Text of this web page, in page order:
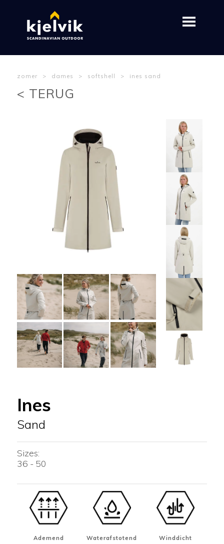
zomer > dames > softshell > ines sand
< TERUG
Ines
Sand
Sizes:
36 - 50
Ademend Waterafstotend Winddicht